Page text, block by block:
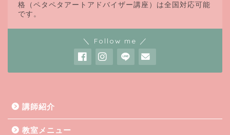
格（ペタペタアートアドバイザー講座）は全国対応可能
です。
＼ Follow me ／
講師紹介
教室メニュー